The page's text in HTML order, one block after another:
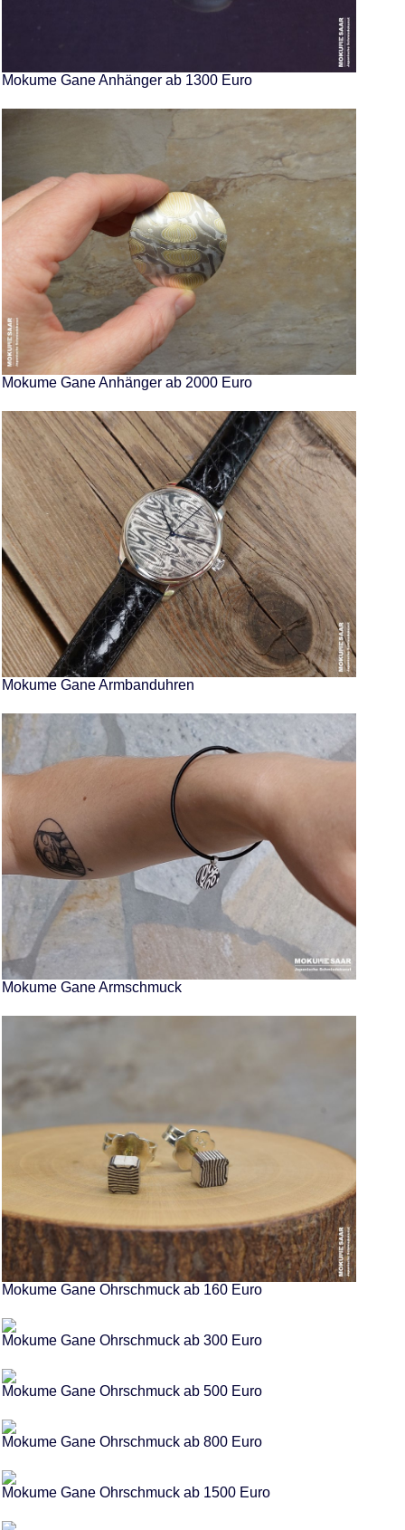
Mokume Gane Anhänger ab 1300 Euro
Mokume Gane Anhänger ab 2000 Euro
Mokume Gane Armbanduhren
Mokume Gane Armschmuck
Mokume Gane Ohrschmuck ab 160 Euro
Mokume Gane Ohrschmuck ab 300 Euro
Mokume Gane Ohrschmuck ab 500 Euro
Mokume Gane Ohrschmuck ab 800 Euro
Mokume Gane Ohrschmuck ab 1500 Euro